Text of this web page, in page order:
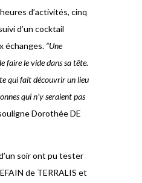
d’activités, cinq
d’un cocktail
échanges. “Une
faire le vide dans sa tête.
qui fait découvrir un lieu
qui n’y seraient pas
Dorothée DE
soir ont pu tester
de TERRALIS et